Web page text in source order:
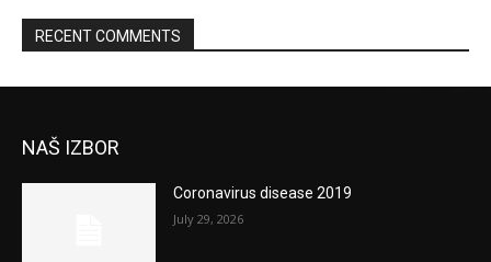
RECENT COMMENTS
NAŠ IZBOR
Coronavirus disease 2019
July 29, 2026